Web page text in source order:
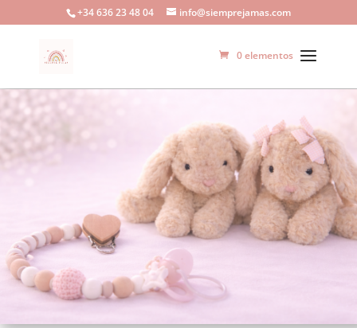
+34 636 23 48 04 info@siemprejamas.com
0 elementos